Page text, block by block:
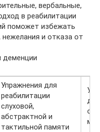
вербальные,
в реабилитации
поможет избежать
и отказа от
деменции
Упражнения для
реабилитации
слуховой,
абстрактной и
тактильной памяти